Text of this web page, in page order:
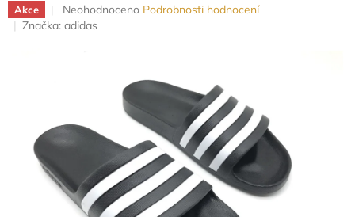
Akce
Průměrné
hodnocení
Neohodnoceno Podrobnosti hodnocení
Značka: adidas